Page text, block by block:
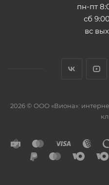
пн-пт
сб
вс
2026 © ООО «Виона»: